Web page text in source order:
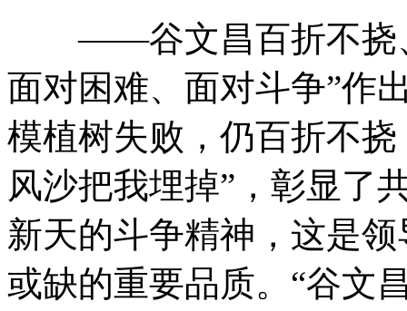
——谷文昌百折不挠、
面对困难、面对斗争”作
模植树失败，仍百折不
风沙把我埋掉”，彰显了
新天的斗争精神，这是
或缺的重要品质。“谷文